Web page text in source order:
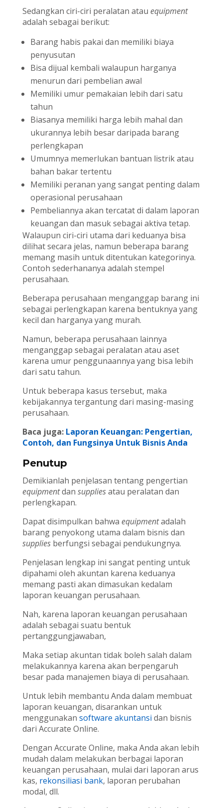
Sedangkan ciri-ciri peralatan atau equipment
adalah sebagai berikut:
Barang habis pakai dan memiliki biaya
penyusutan
Bisa dijual kembali walaupun harganya
menurun dari pembelian awal
Memiliki umur pemakaian lebih dari satu
tahun
Biasanya memiliki harga lebih mahal dan
ukurannya lebih besar daripada barang
perlengkapan
Umumnya memerlukan bantuan listrik atau
bahan bakar tertentu
Memiliki peranan yang sangat penting dalam
operasional perusahaan
Pembeliannya akan tercatat di dalam laporan
keuangan dan masuk sebagai aktiva tetap.
Walaupun ciri-ciri utama dari keduanya bisa
dilihat secara jelas, namun beberapa barang
memang masih untuk ditentukan kategorinya.
Contoh sederhananya adalah stempel
perusahaan.
Beberapa perusahaan menganggap barang ini
sebagai perlengkapan karena bentuknya yang
kecil dan harganya yang murah.
Namun, beberapa perusahaan lainnya
menganggap sebagai peralatan atau aset
karena umur penggunaannya yang bisa lebih
dari satu tahun.
Untuk beberapa kasus tersebut, maka
kebijakannya tergantung dari masing-masing
perusahaan.
Baca juga: Laporan Keuangan: Pengertian,
Contoh, dan Fungsinya Untuk Bisnis Anda
Penutup
Demikianlah penjelasan tentang pengertian
equipmentdan suppliesatau peralatan dan
perlengkapan.
Dapat disimpulkan bahwa equipmentadalah
barang penyokong utama dalam bisnis dan
suppliesberfungsi sebagai pendukungnya.
Penjelasan lengkap ini sangat penting untuk
dipahami oleh akuntan karena keduanya
memang pasti akan dimasukan kedalam
laporan keuangan perusahaan.
Nah, karena laporan keuangan perusahaan
adalah sebagai suatu bentuk
pertanggungjawaban,
Maka setiap akuntan tidak boleh salah dalam
melakukannya karena akan berpengaruh
besar pada manajemen biaya di perusahaan.
Untuk lebih membantu Anda dalam membuat
laporan keuangan, disarankan untuk
menggunakan software akuntansi dan bisnis
dari Accurate Online.
Dengan Accurate Online, maka Anda akan lebih
mudah dalam melakukan berbagai laporan
keuangan perusahaan, mulai dari laporan arus
kas, rekonsiliasi bank, laporan perubahan
modal, dll.